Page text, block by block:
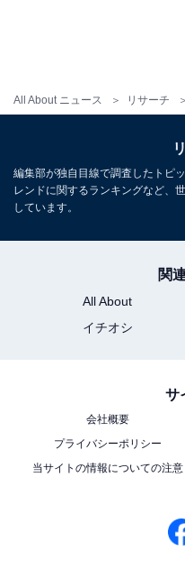
All About ニュース リサーチ
編集部が独自目線で調査したトピ
レンドに関するランキングなど、
しています。
関
All About
イチオシ
サ
会社概要
プライバシーポリシー
当サイトの情報についての注意